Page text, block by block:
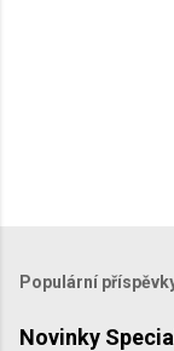
Populární
Novinky